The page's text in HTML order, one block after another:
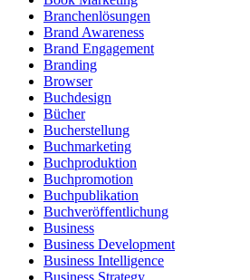
Branchenlösungen
Brand Awareness
Brand Engagement
Branding
Browser
Buchdesign
Bücher
Bucherstellung
Buchmarketing
Buchproduktion
Buchpromotion
Buchpublikation
Buchveröffentlichung
Business
Business Development
Business Intelligence
Business Strategy